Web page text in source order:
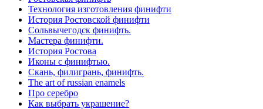
Технология изготовления финифти
История Ростовской финифти
Сольвычегодск финифть.
Мастера финифти.
История Ростова
Иконы с финифтью.
Скань, филигрань, финифть.
The art of russian enamels
Про серебро
Как выбрать украшение?